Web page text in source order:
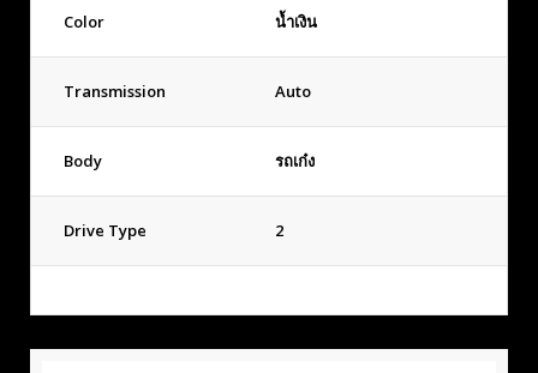
Color น้ำเงิน
Transmission Auto
Body รถเก๋ง
Drive Type 2